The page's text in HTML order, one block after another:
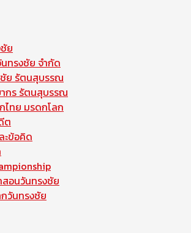
ย
ทรงชัย จำกัด
ย รัตนสุบรรณ
กร รัตนสุบรรณ
ไทย มรดกโลก
ต
ะข้อคิด
อนวันทรงชัย
กวันทรงชัย